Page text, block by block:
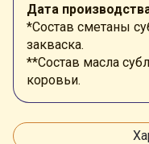
Дата
*Состав сметаны
закваска.
**Состав масла
коровьи.